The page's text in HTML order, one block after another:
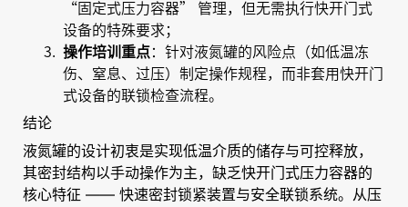
“固定式压力容器” 管理，但无需执行快开门式
设备的特殊要求；
操作培训重点：针对液氮罐的风险点（如低温冻
伤、窒息、过压）制定操作规程，而非套用快开门
式设备的联锁检查流程。
结论
液氮罐的设计初衷是实现低温介质的储存与可控释放，
其密封结构以手动操作为主，缺乏快开门式压力容器的
核心特征 —— 快速密封锁紧装置与安全联锁系统。从压